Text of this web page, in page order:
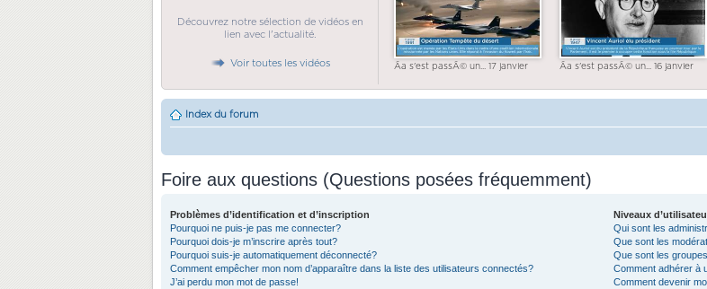
Découvrez notre sélection de vidéos en
lien avec l'actualité.
Voir toutes les vidéos Ãa s'est passÃ© un... 17 janvier Ãa s'est passÃ© un... 16 janvier
Index du forum
Foire aux questions (Questions posées fréquemment)
Problèmes d’identification et d’inscription
Pourquoi ne puis-je pas me connecter?
Pourquoi dois-je m’inscrire après tout?
Pourquoi suis-je automatiquement déconnecté?
Comment empêcher mon nom d’apparaître dans la liste des utilisateurs connectés?
J’ai perdu mon mot de passe!
Niveaux
Qui sont les
Que sont les
Que sont les
Comment adhérer à
Comment devenir